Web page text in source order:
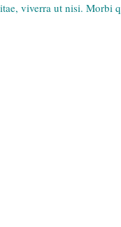
viverra ut nisi. Morbi